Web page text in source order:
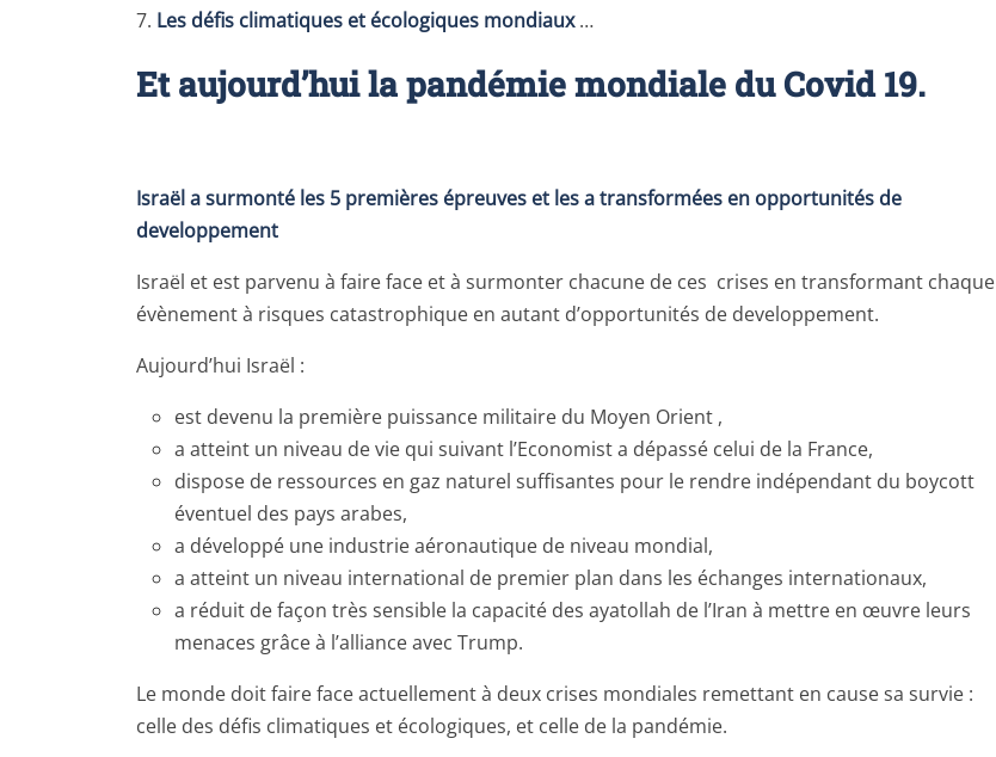
7. Les défis climatiques et écologiques mondiaux…
Et aujourd’hui la pandémie mondiale du Covid 19.
Israël a surmonté les 5 premières épreuves et les a transformées en opportunités de
developpement
Israël et est parvenu à faire face et à surmonter chacune de ces crises en transformant chaque
évènement à risques catastrophique en autant d’opportunités de developpement.
Aujourd’hui Israël :
est devenu la première puissance militaire du Moyen Orient ,
a atteint un niveau de vie qui suivant l’Economist a dépassé celui de la France,
dispose de ressources en gaz naturel suffisantes pour le rendre indépendant du boycott
éventuel des pays arabes,
a développé une industrie aéronautique de niveau mondial,
a atteint un niveau international de premier plan dans les échanges internationaux,
a réduit de façon très sensible la capacité des ayatollah de l’Iran à mettre en œuvre leurs
menaces grâce à l’alliance avec Trump.
Le monde doit faire face actuellement à deux crises mondiales remettant en cause sa survie :
celle des défis climatiques et écologiques, et celle de la pandémie.